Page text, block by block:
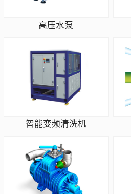
高压水泵
智能变频清洗机